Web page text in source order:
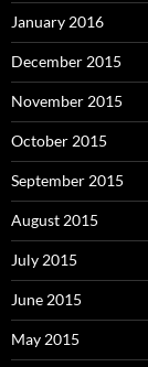
January 2016
December 2015
November 2015
October 2015
September 2015
August 2015
July 2015
June 2015
May 2015